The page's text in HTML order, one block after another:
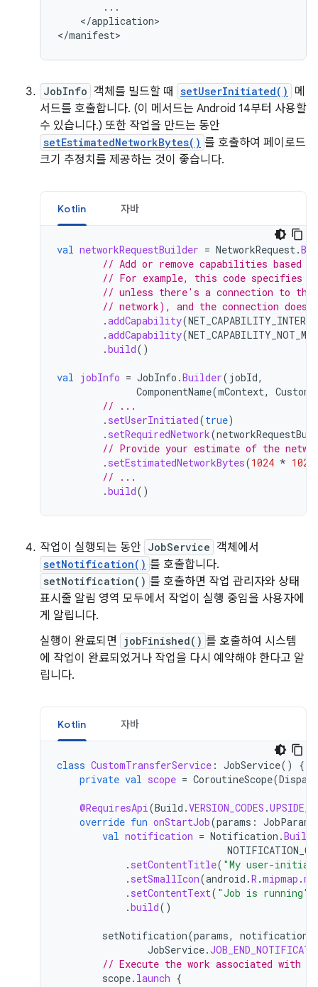
</application>
JobInfo 객체를 빌드할 때 setUserInitiated()
메
서드를 호출합니다. (이 메서드는 Android 14부터 사용할
수 있습니다.) 또한 작업을 만드는 동안
setEstimatedNetworkBytes() 를 호출하여 페이로드
크기 추정치를 제공하는 것이 좋습니다.
Kotlin 자바
val networkRequestBuilder = NetworkRequest.
// Add or remove capabilities based
// For example, this code specifies
// unless there's a connection to
// network), and the connection
.addCapability(
.addCapability(
.build()
val jobInfo = JobInfo .Builder( jobId,
ComponentName(mContext,
// ...
. setUserInitiated(true)
. setRequiredNetwork(
// Provide your estimate of the
. setEstimatedNetworkBytes(1024 * 1024
// ...
.build()
작업이 실행되는 동안 JobService 객체에서
setNotification() 를 호출합니다.
setNotification() 를 호출하면 작업 관리자와 상태
표시줄 알림 영역 모두에서 작업이 실행 중임을 사용자에
게 알립니다.
실행이 완료되면
jobFinished() 를 호출하여 시스템
에 작업이 완료되었거나 작업을 다시 예약해야 한다고 알
립니다.
Kotlin 자바
class CustomTransferService : JobService()
{
private val scope = CoroutineScope(
@RequiresApi(Build .VERSION_CODES .
override fun onStartJob(params :
val notification = Notification .
. setContentTitle( "My user-
. setSmallIcon(android .R .mipmap .
. setContentText( "Job is running"
.build()
setNotification(params, notification
JobService.
// Execute the work associated with
scope. launch {